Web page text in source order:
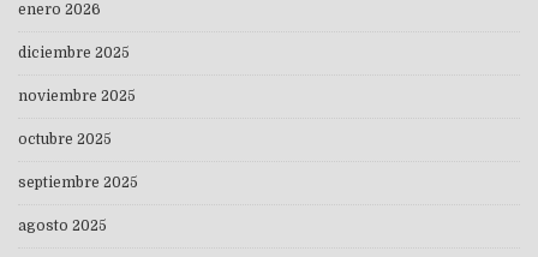
enero 2026
diciembre 2025
noviembre 2025
octubre 2025
septiembre 2025
agosto 2025